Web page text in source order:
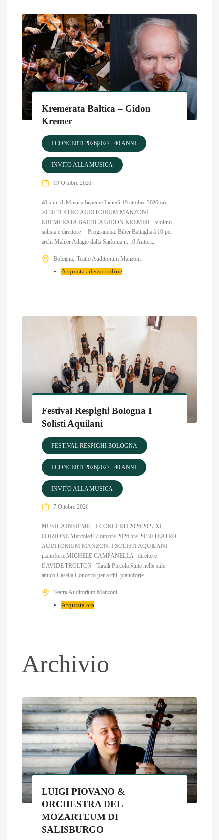
Kremerata Baltica – Gidon
Kremer
I CONCERTI 2026|2027 - 40 ANNI
INVITO ALLA MUSICA
19 Ottobre 2026
40 anni di Musica Insieme Lunedì 19 ottobre 2026 ore
20.30 TEATRO AUDITORIUM MANZONI
KREMERATA BALTICA GIDON KREMER – violino
solista e direttore Programma: Biber Battaglia à 10 per
archi Mahler Adagio dalla Sinfonia n. 10 Autori...
Bologna Teatro Auditorium Manzoni
Acquista adesso online
Festival Respighi Bologna I
Solisti Aquilani
FESTIVAL RESPIGHI BOLOGNA
I CONCERTI 2026|2027 - 40 ANNI
INVITO ALLA MUSICA
7 Ottobre 2026
MUSICA INSIEME – I CONCERTI 2026|2027 XL
EDIZIONE Mercoledì 7 ottobre 2026 ore 20:30 TEATRO
AUDITORIUM MANZONI I SOLISTI AQUILANI
pianoforte MICHELE CAMPANELLA direttore
DAVIDE TROLTON Taralli Piccola Suite nello stile
antico Casella Concerto per archi, pianoforte...
Teatro Auditorium Manzoni
Acquista ora
Archivio
LUIGI PIOVANO &
ORCHESTRA DEL
MOZARTEUM DI
SALISBURGO